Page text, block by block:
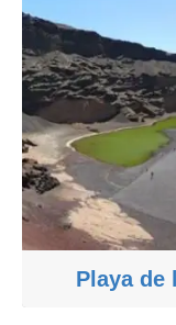
Playa de